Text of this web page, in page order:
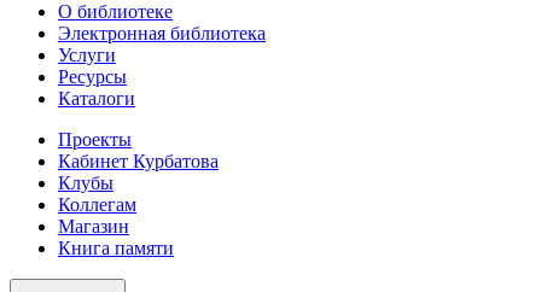
О библиотеке
Электронная библиотека
Услуги
Ресурсы
Каталоги
Проекты
Кабинет Курбатова
Клубы
Коллегам
Магазин
Книга памяти